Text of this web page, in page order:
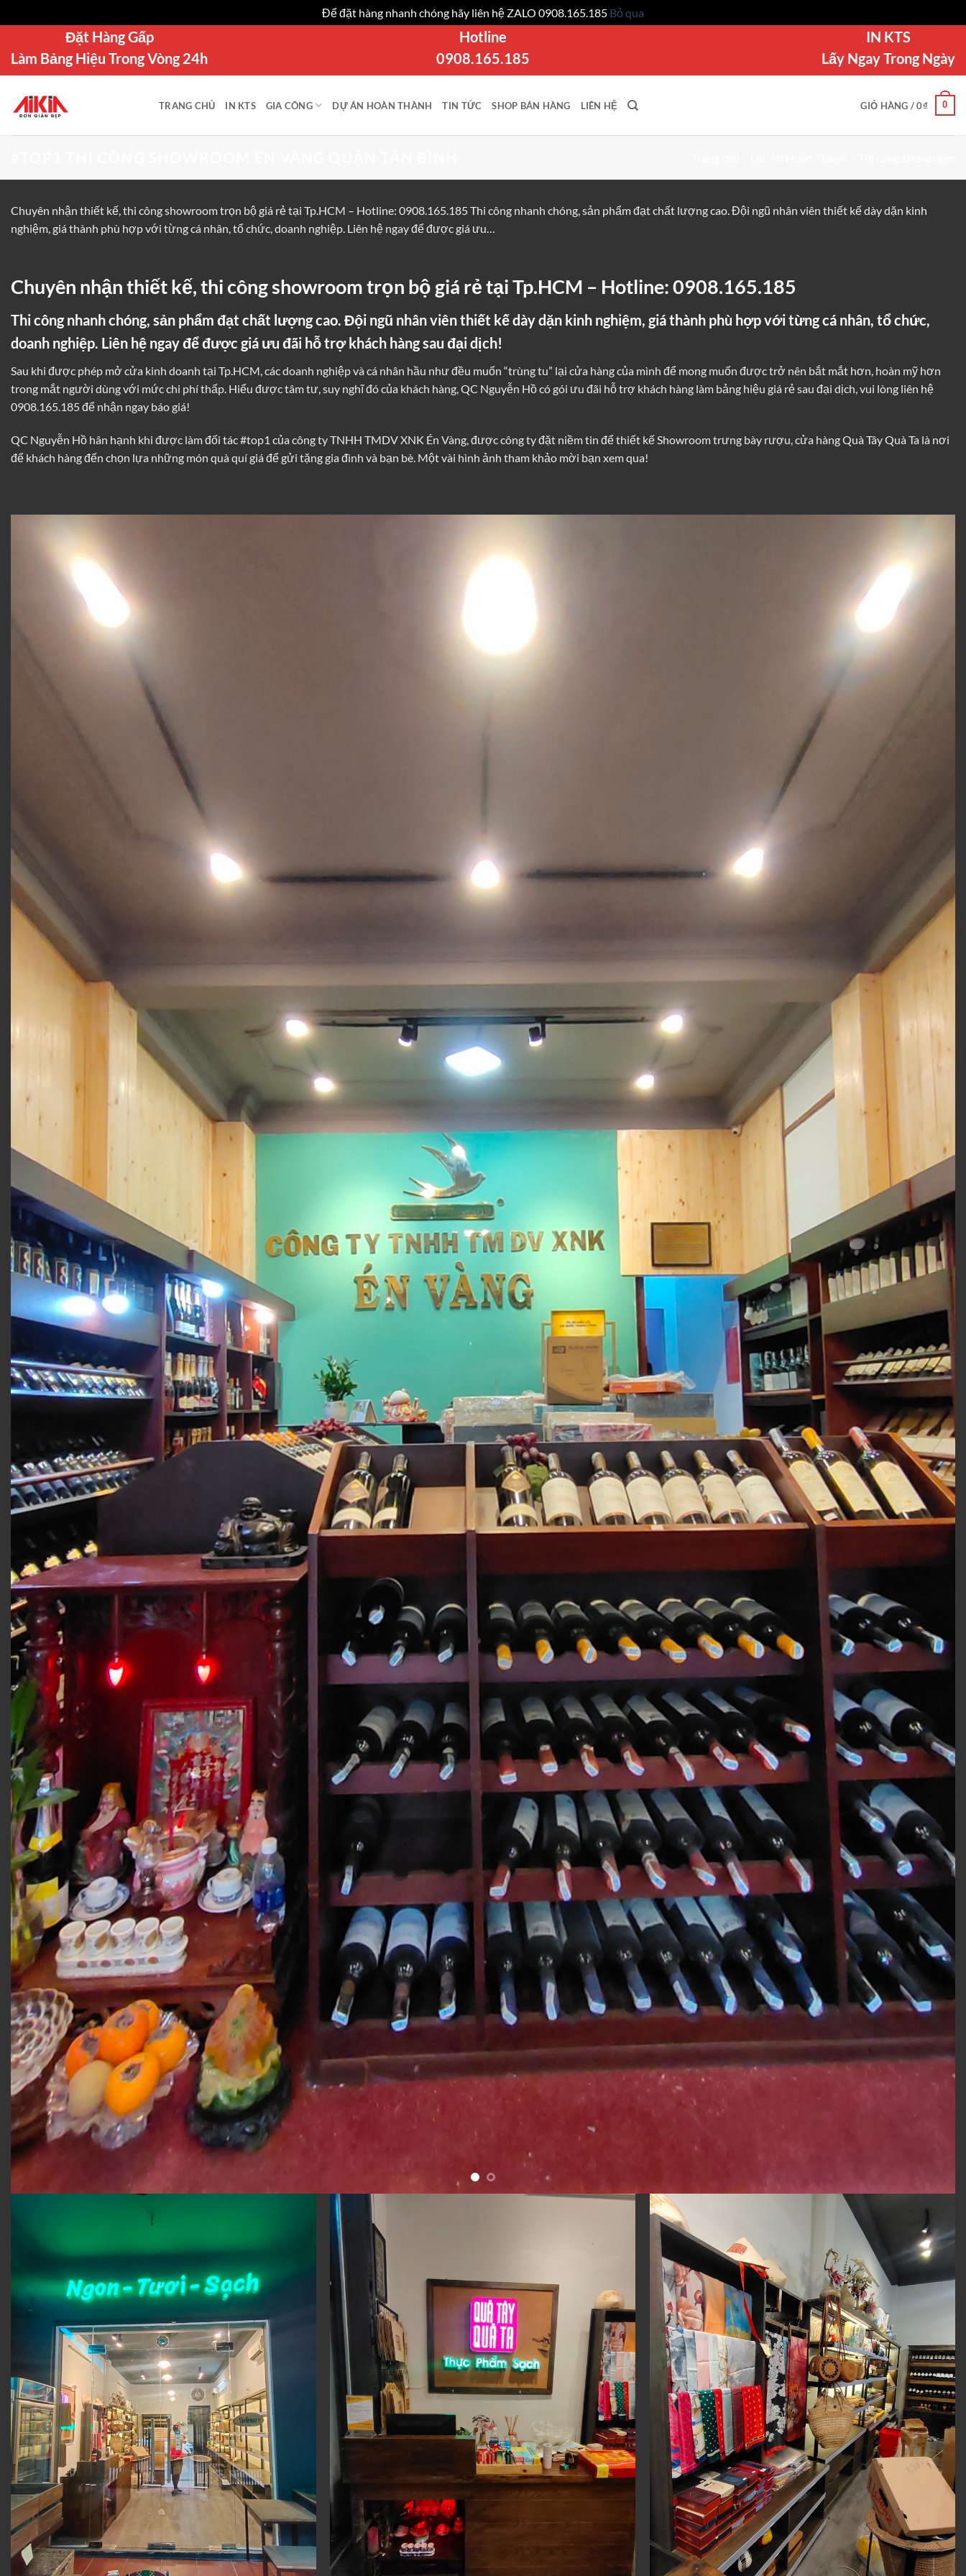
Để đặt hàng nhanh chóng hãy liên hệ ZALO 0908.165.185 Bỏ qua
qua
Đặt Hàng Gấp
Làm Bảng Hiệu Trong Vòng 24h
Hotline
0908.165.185
IN KTS
Lấy Ngay Trong Ngày
TRANG CHỦ IN KTS GIA CÔNG DỰ ÁN HOÀN THÀNH TIN TỨC SHOP BÁN HÀNG LIÊN HỆ GIỎ HÀNG /0₫ 0
Chuyên nhận thiết kế, thi công showroom trọn bộ giá rẻ tại Tp.HCM – Hotline: 0908.165.185 Thi công nhanh chóng, sản phẩm đạt chất lượng cao. Đội ngũ nhân viên thiết kế dày dặn kinh
nghiệm, giá thành phù hợp với từng cá nhân, tổ chức, doanh nghiệp. Liên hệ ngay để được giá ưu…
Chuyên nhận thiết kế, thi công showroom trọn bộ giá rẻ tại Tp.HCM – Hotline: 0908.165.185
Thi công nhanh chóng, sản phẩm đạt chất lượng cao. Đội ngũ nhân viên thiết kế dày dặn kinh nghiệm, giá thành phù hợp với từng cá nhân, tổ chức,
doanh nghiệp. Liên hệ ngay để được giá ưu đãi hỗ trợ khách hàng sau đại dịch!
Sau khi được phép mở cửa kinh doanh tại Tp.HCM, các doanh nghiệp và cá nhân hầu như đều muốn “trùng tu” lại cửa hàng của mình để mong muốn được trở nên bắt mắt hơn, hoàn mỹ hơn
trong mắt người dùng với mức chi phí thấp. Hiểu được tâm tư, suy nghĩ đó của khách hàng, QC Nguyễn Hồ có gói ưu đãi hỗ trợ khách hàng làm bảng hiệu giá rẻ sau đại dịch, vui lòng liên hệ
0908.165.185 để nhận ngay báo giá!
QC Nguyễn Hồ hân hạnh khi được làm đối tác #top1 của công ty TNHH TMDV XNK Én Vàng, được công ty đặt niềm tin để thiết kế Showroom trưng bày rượu, cửa hàng Quà Tây Quà Ta là nơi
để khách hàng đến chọn lựa những món quà quí giá để gửi tặng gia đình và bạn bè. Một vài hình ảnh tham khảo mời bạn xem qua!